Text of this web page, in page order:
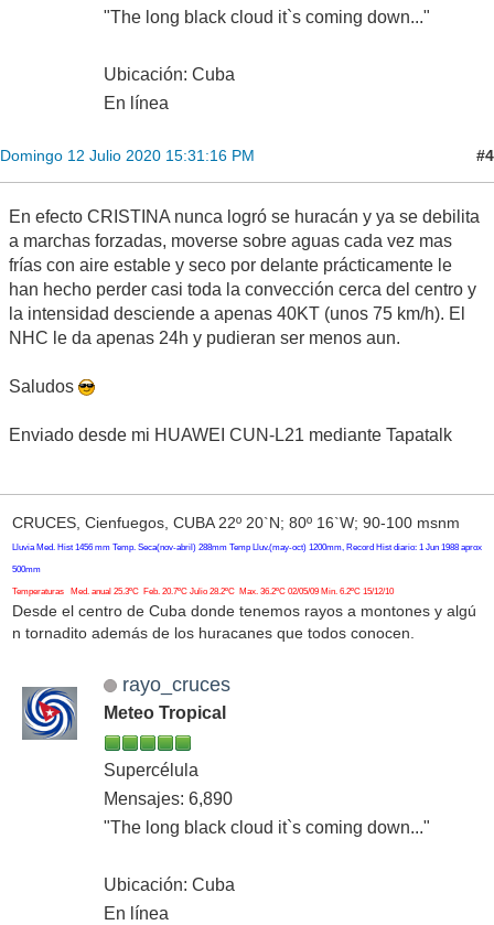
"The long black cloud it`s coming down..."
Ubicación: Cuba
En línea
Domingo 12 Julio 2020 15:31:16 PM #4
En efecto CRISTINA nunca logró se huracán y ya se debilita
a marchas forzadas, moverse sobre aguas cada vez mas
frías con aire estable y seco por delante prácticamente le
han hecho perder casi toda la convección cerca del centro y
la intensidad desciende a apenas 40KT (unos 75 km/h). El
NHC le da apenas 24h y pudieran ser menos aun.
Saludos
Enviado desde mi HUAWEI CUN-L21 mediante Tapatalk
CRUCES, Cienfuegos, CUBA 22º 20`N; 80º 16`W; 90-100 msnm
Lluvia Med. Hist 1456 mm Temp. Seca(nov-abril) 288mm Temp Lluv.(may-oct) 1200mm, Record Hist diario: 1 Jun 1988 aprox
500mm
Temperaturas Med. anual 25.3ºC Feb. 20.7ºC Julio 28.2ºC Max. 36.2ºC 02/05/09 Min. 6.2ºC 15/12/10
Desde el centro de Cuba donde tenemos rayos a montones y algú
n tornadito además de los huracanes que todos conocen.
rayo_cruces
Meteo Tropical
Supercélula
Mensajes: 6,890
"The long black cloud it`s coming down..."
Ubicación: Cuba
En línea